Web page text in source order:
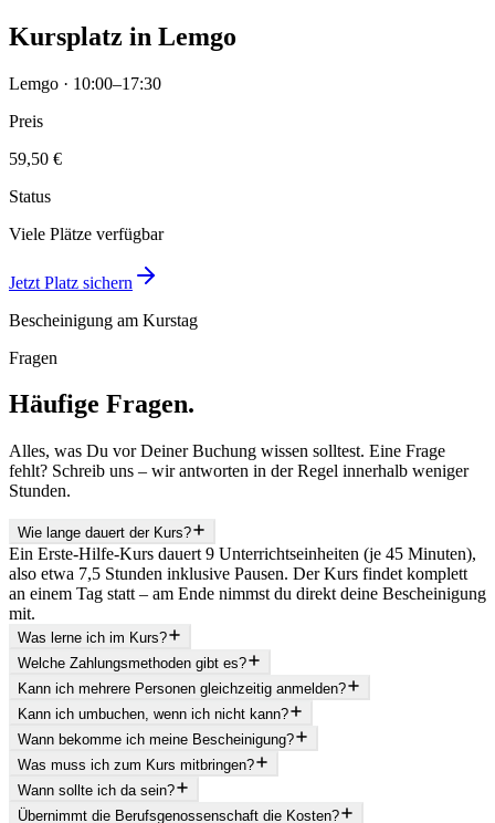
Kursplatz in Lemgo
Lemgo · 10:00–17:30
Preis
59,50 €
Status
Viele Plätze verfügbar
Jetzt Platz sichern
Bescheinigung am Kurstag
Fragen
Häufige Fragen.
Alles, was Du vor Deiner Buchung wissen solltest. Eine Frage
fehlt? Schreib uns – wir antworten in der Regel innerhalb weniger
Stunden.
Wie lange dauert der Kurs?
Ein Erste-Hilfe-Kurs dauert 9 Unterrichtseinheiten (je 45 Minuten),
also etwa 7,5 Stunden inklusive Pausen. Der Kurs findet komplett
an einem Tag statt – am Ende nimmst du direkt deine Bescheinigung
mit.
Was lerne ich im Kurs?
Welche Zahlungsmethoden gibt es?
Kann ich mehrere Personen gleichzeitig anmelden?
Kann ich umbuchen, wenn ich nicht kann?
Wann bekomme ich meine Bescheinigung?
Was muss ich zum Kurs mitbringen?
Wann sollte ich da sein?
Übernimmt die Berufsgenossenschaft die Kosten?